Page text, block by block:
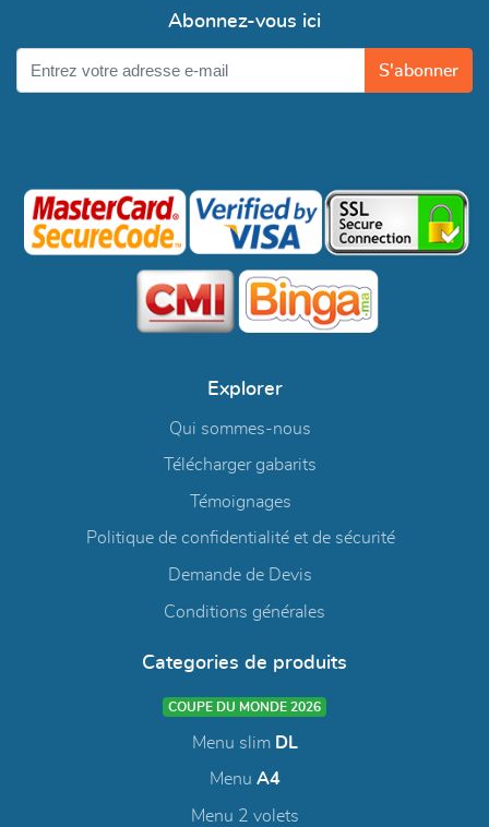
Abonnez-vous ici
S'abonner
Explorer
Qui sommes-nous
Télécharger gabarits
Témoignages
Politique de confidentialité et de sécurité
Demande de Devis
Conditions générales
Categories de produits
COUPE DU MONDE 2026
Menu slim DL
Menu A4
Menu 2 volets